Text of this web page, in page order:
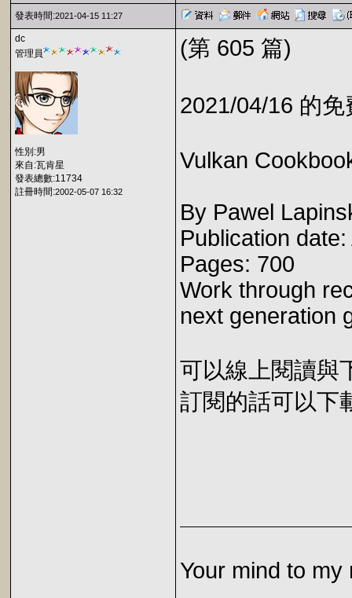
發表時間:2021-04-15 11:27
dc
管理員
性別:男
來自:瓦肯星
發表總數:11734
註冊時間:2002-05-07 16:32
(第 605 篇)
2021/04/16 的
Vulkan
By Pawel
Publication
Pages: 700
Work through
next generation
可以線上閱讀與
訂閱的話可以下
Your mind to my